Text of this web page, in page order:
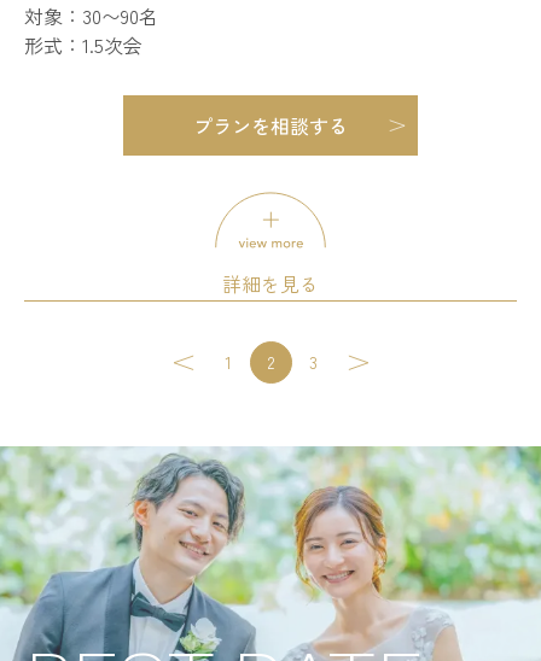
対象：30〜90名
形式：1.5次会
プランを相談する
30～90名
席料：-
介添料：-
引出物：-
備考
・料金は税込みです ・特典適応条件
ご成約済みの方は本プランをご利用い
その他 ＊1.5次会専用 日程限定及び組数限定プ
＊料金＊ 350,000円 /30名 ＊自己負担＊ 50,000円～ ＊招待
詳細を見る
1 2 3